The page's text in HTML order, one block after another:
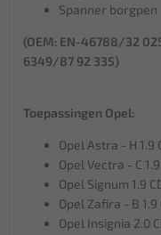
Spanner borgpen
(OEM: EN-46788/32
6349/87 92 335)
Toepassingen Opel:
Opel Astra - H 1.9
Opel Vectra - C
Opel Signum 1.9
Opel Zafira - B
Opel Insignia 2.0